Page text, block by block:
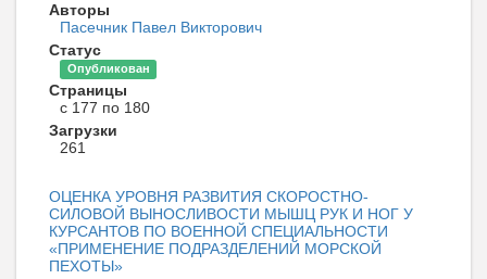
Авторы
Пасечник Павел Викторович
Статус
Опубликован
Страницы
с 177 по 180
Загрузки
261
ОЦЕНКА УРОВНЯ РАЗВИТИЯ СКОРОСТНО-
СИЛОВОЙ ВЫНОСЛИВОСТИ МЫШЦ РУК И НОГ У
КУРСАНТОВ ПО ВОЕННОЙ СПЕЦИАЛЬНОСТИ
«ПРИМЕНЕНИЕ ПОДРАЗДЕЛЕНИЙ МОРСКОЙ
ПЕХОТЫ»